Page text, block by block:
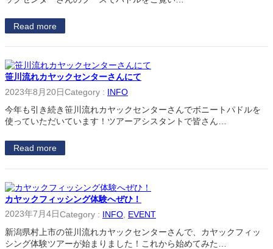
Read more
笹川流れカヤックセンターさんにて
2023年8月20日Category : INFO
今年も引き続き笹川流れカヤックセンターさんでボニートパドルを
使っていただいています！ツアーアシスタントで皆さん…
Read more
カヤックフィッシング体験へぜひ！
2023年7月4日Category : INFO EVENT
新潟県村上市の笹川流れカヤックセンターさんで、カヤックフィッ
シング体験ツアーが始まりました！これから始めてみた…